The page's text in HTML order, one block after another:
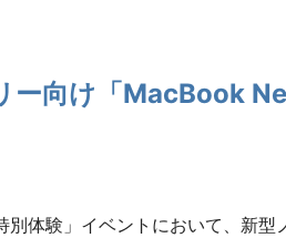
ー向け「MacBook
体験」イベントにおいて、新